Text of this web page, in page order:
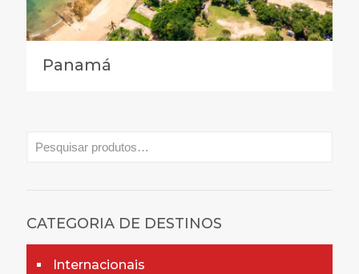
Panamá
CATEGORIA DE DESTINOS
Internacionais